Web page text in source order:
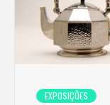
EXPOSIÇÕES